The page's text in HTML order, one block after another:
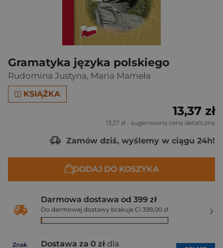
Gramatyka języka polskiego
Rudomina Justyna, Maria Mameła
KSIĄŻKA
13,37 zł
13,37 zł - sugerowana cena detaliczna
Zamów dziś, wyślemy w ciągu 24h!
DODAJ DO KOSZYKA
Darmowa dostawa od 399 zł
Do darmowej dostawy brakuje Ci 399,00 zł
Dostawa za 0 zł dla